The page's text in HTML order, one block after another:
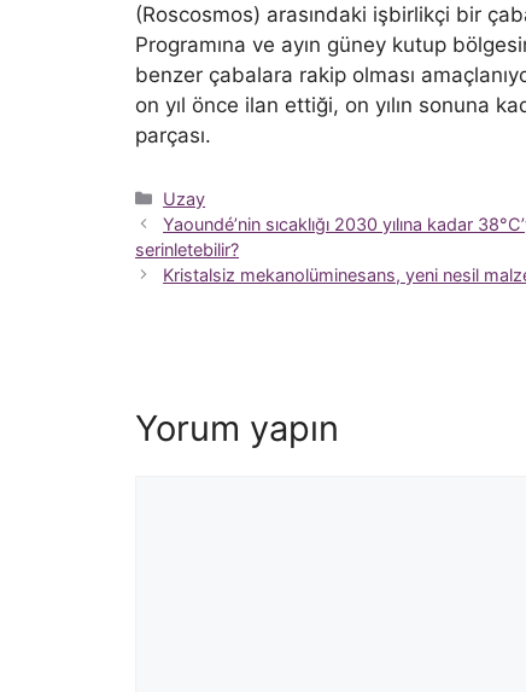
(Roscosmos) arasındaki işbirlikçi bir
Programına ve ayın güney kutup
benzer çabalara rakip olması
on yıl önce ilan ettiği, on yılın sonuna
parçası.
Kategoriler
Uzay
Yaoundé’nin sıcaklığı 2030 yılına kadar
serinletebilir?
Kristalsiz mekanolüminesans, yeni nesil
Yorum yapın